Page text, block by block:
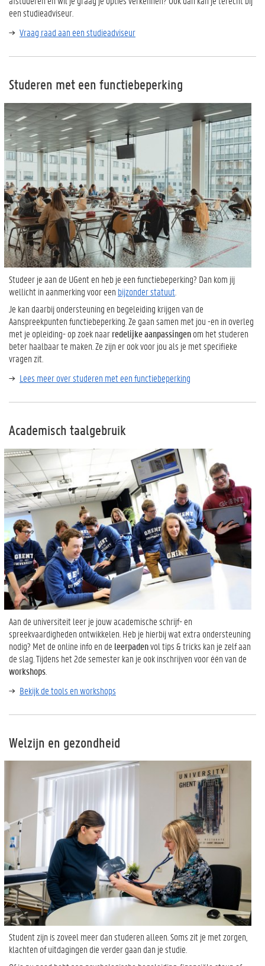
een studieadviseur.
Vraag raad aan een studieadviseur
Studeren met een functiebeperking
Studeer je aan de UGent en heb je een functiebeperking? Dan kom jij
wellicht in aanmerking voor een bijzonder statuut
Je kan daarbij ondersteuning en begeleiding krijgen van de
Aanspreekpunten functiebeperking. Ze gaan samen met jou -en in overleg
met je opleiding- op zoek naarredelijke aanpassingenom het studeren
beter haalbaar te maken. Ze zijn er ook voor jou als je met specifieke
vragen zit.
Lees meer over studeren met een functiebeperking
Academisch taalgebruik
Aan de universiteit leer je jouw academische schrijf- en
spreekvaardigheden ontwikkelen. Heb je hierbij wat extra ondersteuning
nodig? Met de online info en de leerpadenvol tips & tricks kan je zelf aan
de slag. Tijdens het 2de semester kan je ook inschrijven voor één van de
workshops
Bekijk de tools en workshops
Welzijn en gezondheid
Student zijn is zoveel meer dan studeren alleen. Soms zit je met zorgen,
klachten of uitdagingen die verder gaan dan je studie.